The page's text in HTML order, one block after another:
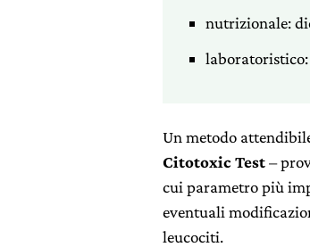
nutrizionale:
Un metodo
Citotoxic Test–
cui parametro più
eventuali
leucociti.